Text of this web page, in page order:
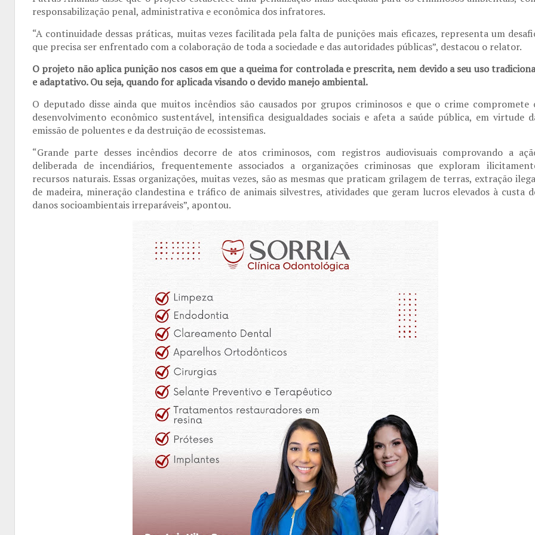
responsabilização penal, administrativa e econômica dos infratores.
“A continuidade dessas práticas, muitas vezes facilitada pela falta de punições mais eficazes, representa um
que precisa ser enfrentado com a colaboração de toda a sociedade e das autoridades públicas”, destacou o relator.
O projeto não aplica punição nos casos em que a queima for controlada e prescrita, nem devido a seu uso
e adaptativo. Ou seja, quando for aplicada visando o devido manejo ambiental.
O deputado disse ainda que muitos incêndios são causados por grupos criminosos e que o crime compromete
desenvolvimento econômico sustentável, intensifica desigualdades sociais e afeta a saúde pública, em virtude
emissão de poluentes e da destruição de ecossistemas.
“Grande parte desses incêndios decorre de atos criminosos, com registros audiovisuais comprovando a
deliberada de incendiários, frequentemente associados a organizações criminosas que exploram
recursos naturais. Essas organizações, muitas vezes, são as mesmas que praticam grilagem de terras, extração
de madeira, mineração clandestina e tráfico de animais silvestres, atividades que geram lucros elevados à custa
danos socioambientais irreparáveis”, apontou.